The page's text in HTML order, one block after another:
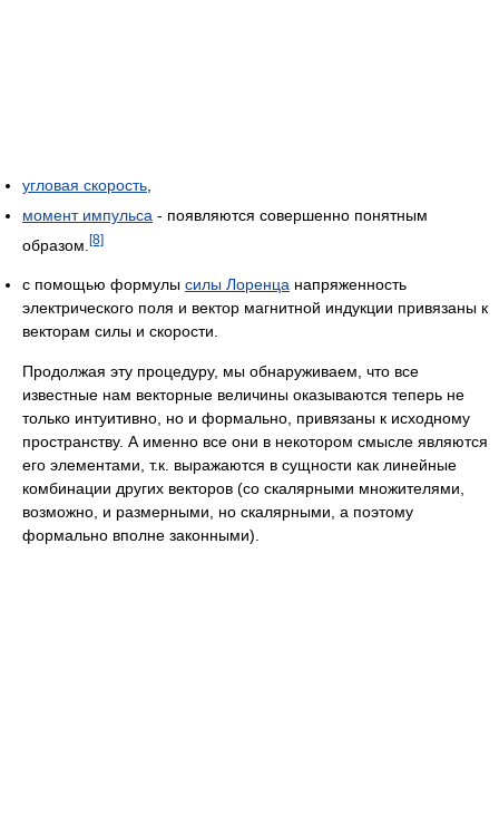
угловая скорость
момент импульса - появляются совершенно понятным
образом. [8]
с помощью формулы силы Лоренца напряженность
электрического поля и вектор магнитной индукции привязаны к
векторам силы и скорости.
Продолжая эту процедуру, мы обнаруживаем, что все
известные нам векторные величины оказываются теперь не
только интуитивно, но и формально, привязаны к исходному
пространству. А именно все они в некотором смысле являются
его элементами, т.к. выражаются в сущности как линейные
комбинации других векторов (со скалярными множителями,
возможно, и размерными, но скалярными, а поэтому
формально вполне законными).